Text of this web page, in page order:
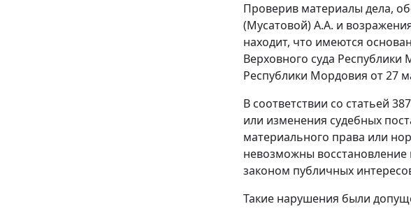
Проверив материалы дела,
(Мусатовой) А.А. и
находит, что имеются
Верховного суда
Республики Мордовия от 27
В соответствии со статьей 387
или изменения судебных
материального права или
невозможны
законом публичных
Такие нарушения были